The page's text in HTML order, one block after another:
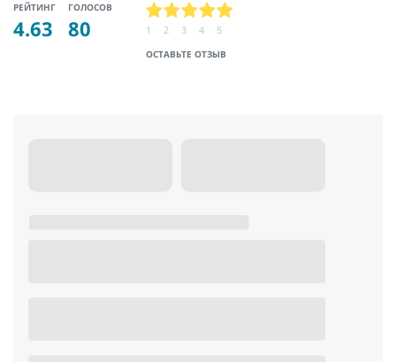
РЕЙТИНГ
4.63
ГОЛОСОВ
80
ОСТАВЬТЕ ОТЗЫВ
1 2 3 4 5